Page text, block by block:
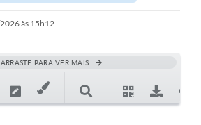
às 15h12
ARRASTE PARA VER MAIS